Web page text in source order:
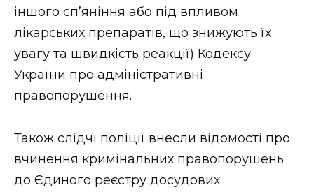
іншого сп’яніння або під впливом
лікарських препаратів, що знижують їх
увагу та швидкість реакції) Кодексу
України про адміністративні
правопорушення.
Також слідчі поліції внесли відомості про
вчинення кримінальних правопорушень
до Єдиного реєстру досудових